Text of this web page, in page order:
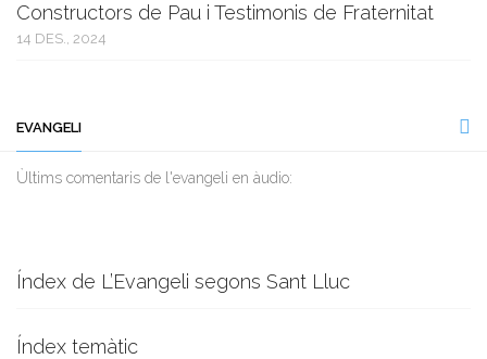
Constructors de Pau i Testimonis de Fraternitat
14 DES., 2024
EVANGELI
Ùltims comentaris de l'evangeli en àudio:
Índex de L’Evangeli segons Sant Lluc
Índex temàtic